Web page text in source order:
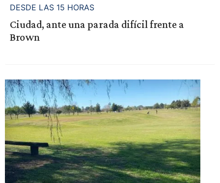
DESDE LAS 15 HORAS
Ciudad, ante una parada difícil frente a
Brown